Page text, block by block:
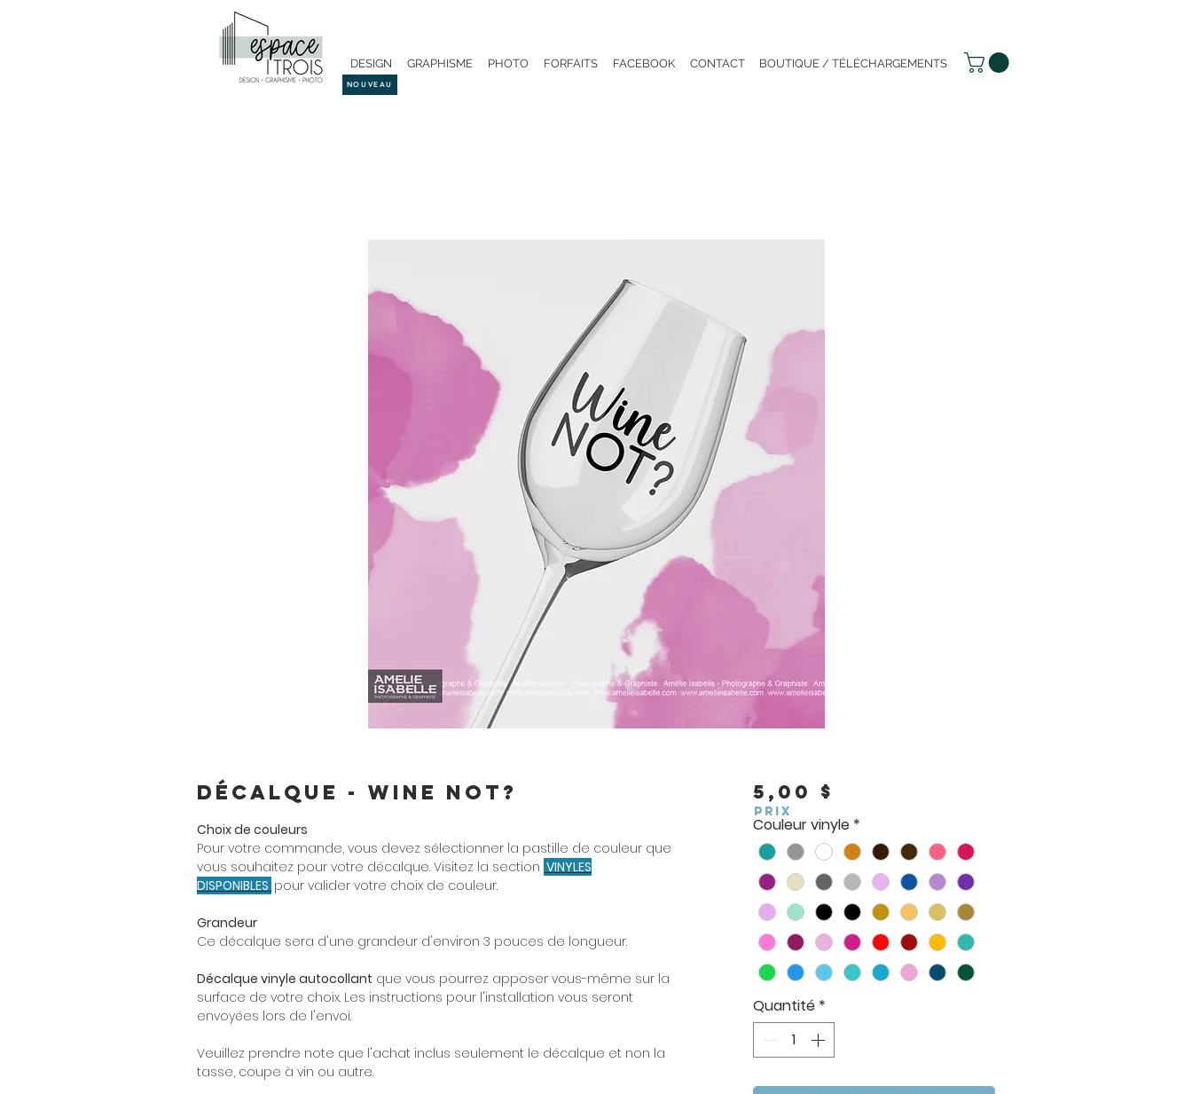
DESIGN GRAPHISME PHOTO FORFAITS FACEBOOK CONTACT BOUTIQUE / TÉLÉCHARGEMENTS
NOUVEAU
Décalque - Wine not?
Choix de couleurs
Pour votre commande, vous devez sélectionner la pastille de couleur que
vous souhaitez pour votre décalque. Visitez la section VINYLES
DISPONIBLES pour valider votre choix de couleur.
Grandeur
Ce décalque sera d'une grandeur d'environ 3 pouces de longueur.
Décalque vinyle autocollant que vous pourrez apposer vous-même sur la
surface de votre choix. Les instructions pour l'installation vous seront
envoyées lors de l'envoi.
Veuillez prendre note que l'achat inclus seulement le décalque et non la
tasse, coupe à vin ou autre.
5,00 $
Couleur vinyle *
Quantité *
PRIX